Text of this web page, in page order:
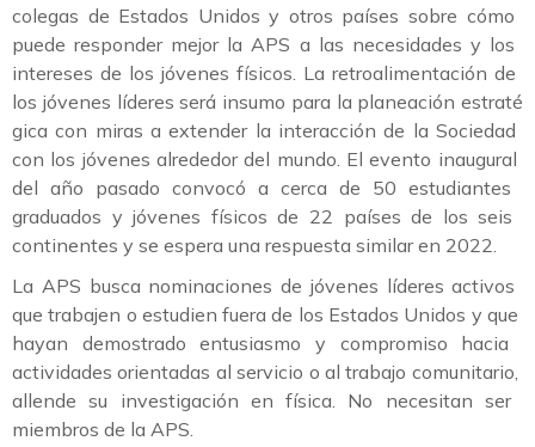
colegas de Estados Unidosy otros países sobre cómo
puederesponder mejor laAPS a las necesidades y los
intereses de los jóvenes físicos. La retroalimentación de
los jóvenes líderesserá insumo para la planeación estraté
gicacon miras aextender la interacciónde la Sociedad
con los jóvenesalrededordel mundo. Elevento inaugural
del año pasado convocó a cerca de 50 estudiantes
graduados yjóvenes físicosde 22 paísesde losseis
continentes y se espera una respuesta similaren 2022.
La APS busca nominaciones de jóvenes líderesactivos
quetrabajen o estudienfuerade los Estados Unidos y que
hayan demostradoentusiasmoy compromiso hacia
actividadesorientadas alservicio o altrabajo comunitario,
allendesu investigación en física. No necesitan ser
miembros de la APS.